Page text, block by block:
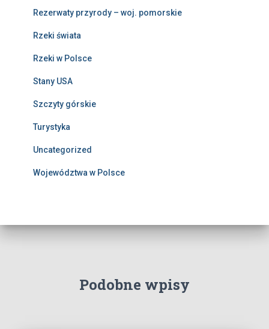
Rezerwaty przyrody – woj. pomorskie
Rzeki świata
Rzeki w Polsce
Stany USA
Szczyty górskie
Turystyka
Uncategorized
Województwa w Polsce
Podobne wpisy